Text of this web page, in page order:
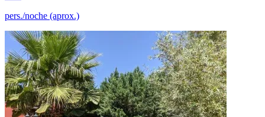
pers./noche (aprox.)